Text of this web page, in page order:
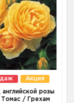
Акция
розы
Томас / Грехам